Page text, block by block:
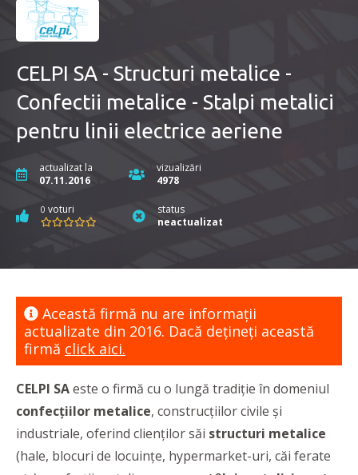
CELPI SA - Structuri metalice -
Confectii metalice - Stalpi metalici
pentru linii electrice aeriene
actualizat la
07.11.2016
vizualizări
4978
0 voturi
status
neactualizat
Această firmă nu are informaţii
actualizate din 2016. Dacă dețineți această
firmă click aici.
CELPI SAeste o firmă cu o lungă tradiție în domeniul
confecțiilor metalice, construcțiilor civile și
industriale, oferind clienților săi structuri metalice
(hale, blocuri de locuințe, hypermarket-uri, căi ferate